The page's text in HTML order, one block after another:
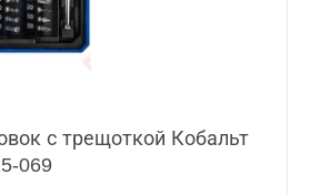
с трещоткой Кобальт
069